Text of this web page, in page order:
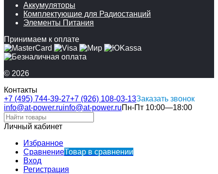
Аккумуляторы
Комплектующие для Радиостанций
Элементы Питания
Принимаем к оплате
© 2026
Контакты
+7 (495) 744-39-27+7 (926) 108-03-13Заказать звонок
info@at-power.ruinfo@at-power.ruПн-Пт 10:00—18:00
Личный кабинет
Избранное
СравнениеТовар в сравнении
Вход
Регистрация